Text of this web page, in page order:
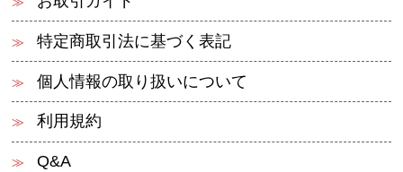
特定商取引法に基づく表記
個人情報の取り扱いについて
利用規約
Q&A